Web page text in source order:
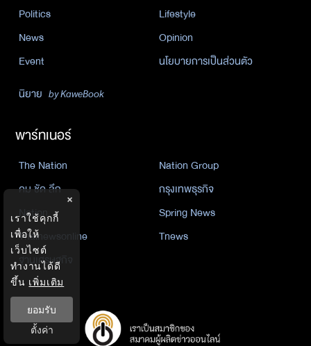
Politics
Lifestyle
News
Opinion
Event
นโยบายการเป็นส่วนตัว
นิยาย by KaweBook
พาร์ทเนอร์
The Nation
Nation Group
คม ชัด ลึก
กรุงเทพธุรกิจ
Nation
Spring News
Thainewsonline
Tnews
ฐานเศรษฐกิจ
×
เราใช้คุกกี้
เพื่อให้
เว็บไซต์
ทำงานได้ดี
ขึ้น เพิ่มเติม
ยอมรับ
ตั้งค่า